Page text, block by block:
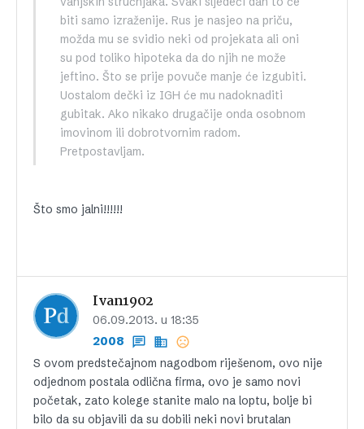
biti samo izraženije. Rus je nasjeo na priču,
možda mu se svidio neki od projekata ali oni
su pod toliko hipoteka da do njih ne može
jeftino. Što se prije povuče manje će izgubiti.
Uostalom dečki iz IGH će mu nadoknaditi
gubitak. Ako nikako drugačije onda osobnom
imovinom ili dobrotvornim radom.
Pretpostavljam.
Što smo jalni!!!!!!
Ivan1902
06.09.2013. u 18:35
2008
S ovom predstečajnom nagodbom riješenom, ovo nije
odjednom postala odlična firma, ovo je samo novi
početak, zato kolege stanite malo na loptu, bolje bi
bilo da su objavili da su dobili neki novi brutalan